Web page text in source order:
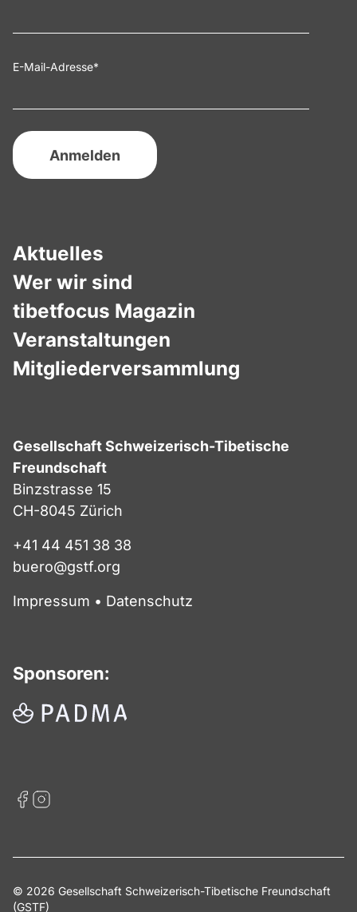
Aktuelles
Wer wir sind
tibetfocus Magazin
Veranstaltungen
Mitgliederversammlung
Gesellschaft Schweizerisch-Tibetische
Freundschaft
Binzstrasse 15
CH-8045 Zürich
+41 44 451 38 38
buero@gstf.org
Impressum • Datenschutz
Sponsoren:
E-Mail-Adresse*
© 2026 Gesellschaft Schweizerisch-Tibetische Freundschaft
(GSTF)